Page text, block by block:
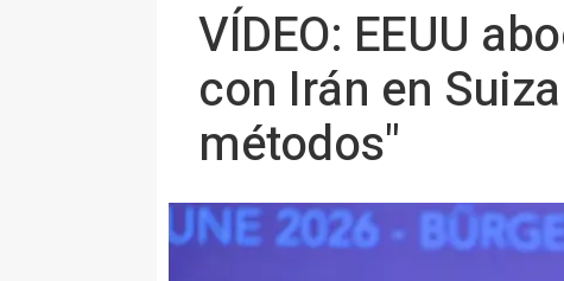
VÍDEO: EEUU
con Irán en
métodos"